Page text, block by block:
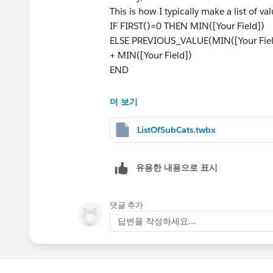
This is how I typically make a list of
IF FIRST()=0 THEN MIN([Your Field])
ELSE PREVIOUS_VALUE(MIN([Your
+ MIN([Your Field])
END
If you want to make this a title or the
Best,
더 보기
ListOfSubCats.twbx
유용한 내용으로 표시
댓글 추가
답변을 작성하세요...